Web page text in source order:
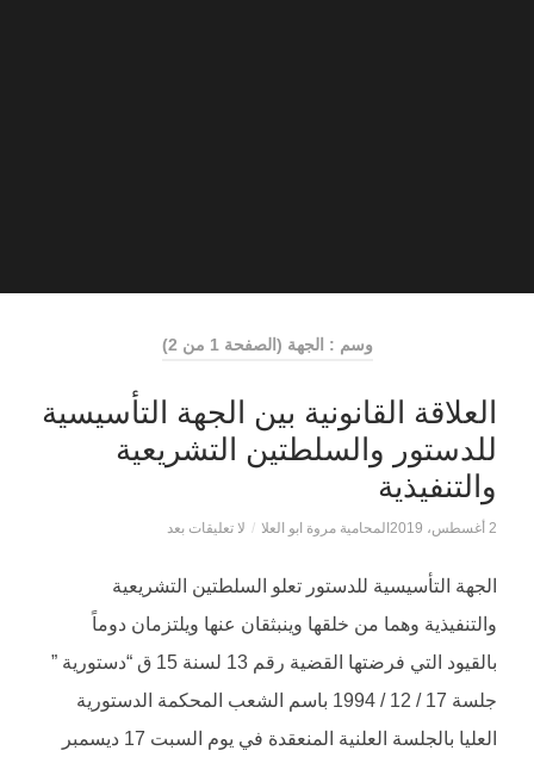
وسم : الجهة (الصفحة 1 من 2)
العلاقة القانونية بين الجهة التأسيسية
للدستور والسلطتين التشريعية
والتنفيذية
2 أغسطس، 2019 المحامية مروة ابو العلا / لا تعليقات بعد
الجهة التأسيسية للدستور تعلو السلطتين التشريعية
والتنفيذية وهما من خلقها وينبثقان عنها ويلتزمان دوماً
بالقيود التي فرضتها القضية رقم 13 لسنة 15 ق “دستورية ”
جلسة 17 / 12 / 1994 باسم الشعب المحكمة الدستورية
العليا بالجلسة العلنية المنعقدة في يوم السبت 17 ديسمبر